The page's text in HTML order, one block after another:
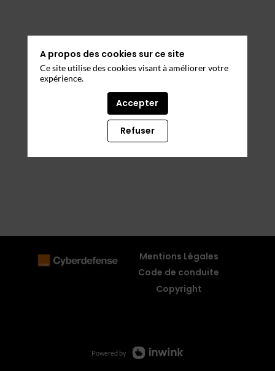
Mentions Légales
Code de conduite
Copyright
Powered by
A propos des cookies sur ce site
Ce site utilise des cookies visant à améliorer votre
expérience.
Accepter
Refuser